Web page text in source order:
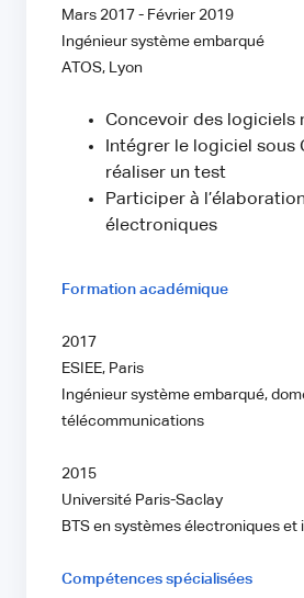
Mars 2017 - Février 2019
Ingénieur système embarqué
ATOS, Lyon
Concevoir des logiciels
Intégrer le logiciel sous
réaliser un test
Participer à
électroniques
Formation académique
2017
ESIEE, Paris
Ingénieur système embarqué,
télécommunications
2015
Université Paris-Saclay
BTS en systèmes électroniques
Compétences spécialisées